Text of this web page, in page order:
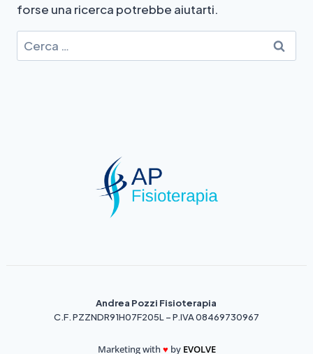
forse una ricerca potrebbe aiutarti.
Andrea Pozzi Fisioterapia
C.F. PZZNDR91H07F205L – P.IVA 08469730967
Marketing with ♥️ by EVOLVE